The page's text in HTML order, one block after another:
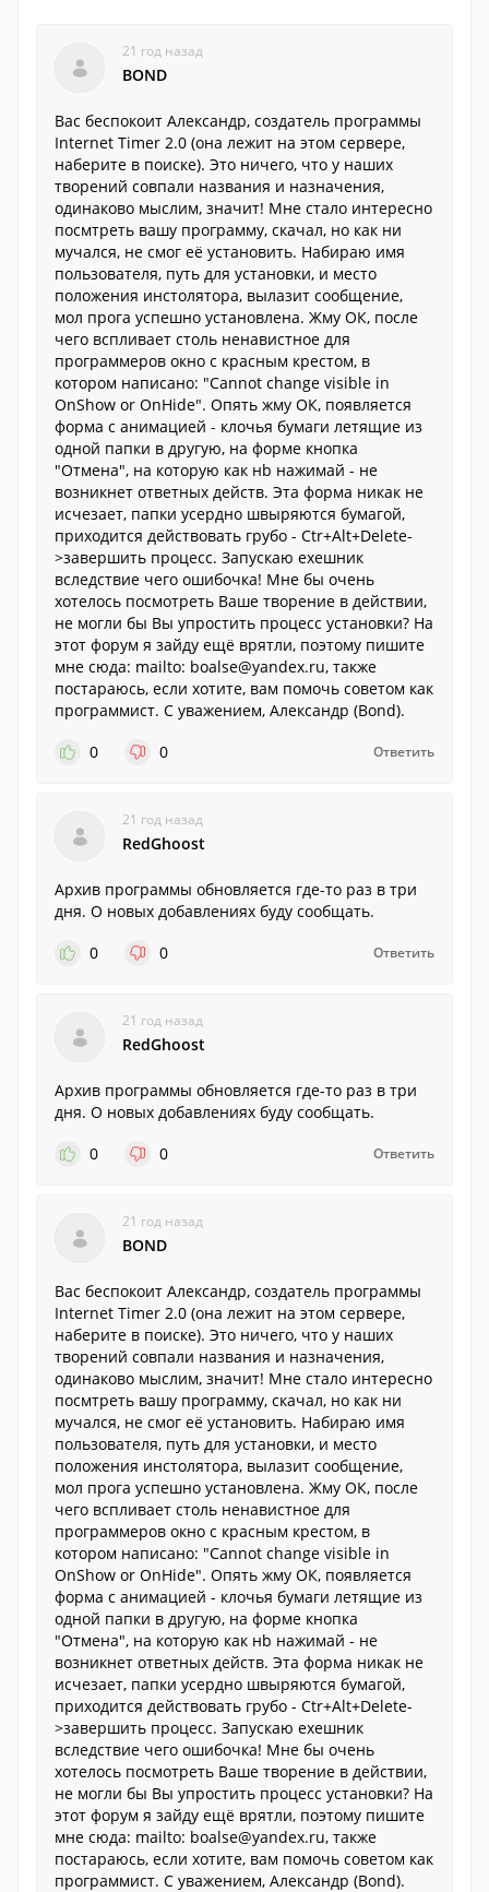
21 год назад
BOND
Вас беспокоит Александр, создатель программы
Internet Timer 2.0 (она лежит на этом сервере,
наберите в поиске). Это ничего, что у наших
творений совпали названия и назначения,
одинаково мыслим, значит! Мне стало интересно
посмтреть вашу программу, скачал, но как ни
мучался, не смог её установить. Набираю имя
пользователя, путь для установки, и место
положения инстолятора, вылазит сообщение,
мол прога успешно установлена. Жму ОК, после
чего вспливает столь ненавистное для
программеров окно с красным крестом, в
котором написано: "Cannot change visible in
OnShow or OnHide". Опять жму ОК, появляется
форма с анимацией - клочья бумаги летящие из
одной папки в другую, на форме кнопка
"Отмена", на которую как нb нажимай - не
возникнет ответных действ. Эта форма никак не
исчезает, папки усердно швыряются бумагой,
приходится действовать грубо - Ctr+Alt+Delete-
>завершить процесс. Запускаю ехешник
вследствие чего ошибочка! Мне бы очень
хотелось посмотреть Ваше творение в действии,
не могли бы Вы упростить процесс установки? На
этот форум я зайду ещё врятли, поэтому пишите
мне сюда: mailto: boalse@yandex.ru, также
постараюсь, если хотите, вам помочь советом как
программист. С уважением, Александр (Bond).
0
0 Ответить
21 год назад
RedGhoost
Архив программы обновляется где-то раз в три
дня. О новых добавлениях буду сообщать.
0
0 Ответить
21 год назад
RedGhoost
Архив программы обновляется где-то раз в три
дня. О новых добавлениях буду сообщать.
0
0 Ответить
21 год назад
BOND
Вас беспокоит Александр, создатель программы
Internet Timer 2.0 (она лежит на этом сервере,
наберите в поиске). Это ничего, что у наших
творений совпали названия и назначения,
одинаково мыслим, значит! Мне стало интересно
посмтреть вашу программу, скачал, но как ни
мучался, не смог её установить. Набираю имя
пользователя, путь для установки, и место
положения инстолятора, вылазит сообщение,
мол прога успешно установлена. Жму ОК, после
чего вспливает столь ненавистное для
программеров окно с красным крестом, в
котором написано: "Cannot change visible in
OnShow or OnHide". Опять жму ОК, появляется
форма с анимацией - клочья бумаги летящие из
одной папки в другую, на форме кнопка
"Отмена", на которую как нb нажимай - не
возникнет ответных действ. Эта форма никак не
исчезает, папки усердно швыряются бумагой,
приходится действовать грубо - Ctr+Alt+Delete-
>завершить процесс. Запускаю ехешник
вследствие чего ошибочка! Мне бы очень
хотелось посмотреть Ваше творение в действии,
не могли бы Вы упростить процесс установки? На
этот форум я зайду ещё врятли, поэтому пишите
мне сюда: mailto: boalse@yandex.ru, также
постараюсь, если хотите, вам помочь советом как
программист. С уважением, Александр (Bond).